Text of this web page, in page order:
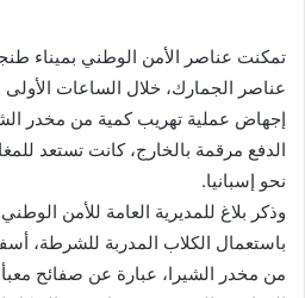
تمكنت عناصر الأمن الوطني بميناء
عناصر الجمارك، خلال الساعات الأولى
إجهاض عملية تهريب كمية من مخدر
الدفع مرقمة بالخارج، كانت تستعد
نحو إسبانيا.
وذكر بلاغ للمديرية العامة للأمن
من مخدر الشيرا، عبارة عن صفائح